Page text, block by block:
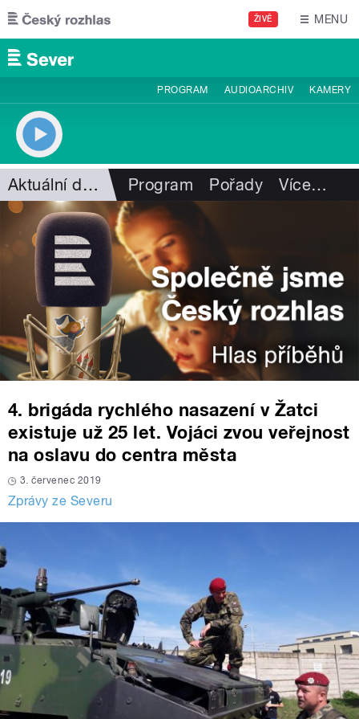
Přejít k hlavnímu obsahu
ŽIVĚ MENU
PROGRAM AUDIOARCHIV KAMERY
Aktuální dění Program Pořady Více…
4. brigáda rychlého nasazení v Žatci
existuje už 25 let. Vojáci zvou veřejnost
na oslavu do centra města
3. červenec 2019
Zprávy ze Severu